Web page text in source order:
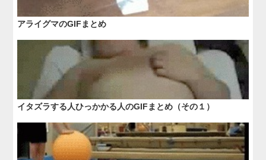
アライグマのGIFまとめ
イタズラする人ひっかかる人のGIFまとめ（その１）